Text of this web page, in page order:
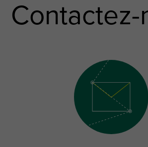
Contactez-